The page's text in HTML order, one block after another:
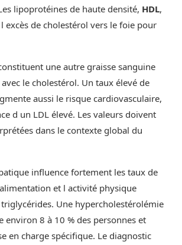
lipoprotéines de haute densité, HDL,
excès de cholestérol vers le foie pour
une autre graisse sanguine
le cholestérol. Un taux élevé de
aussi le risque cardiovasculaire,
d un LDL élevé. Les valeurs doivent
dans le contexte global du
influence fortement les taux de
et l activité physique
Une hypercholestérolémie
environ 8 à 10 % des personnes et
en charge spécifique. Le diagnostic